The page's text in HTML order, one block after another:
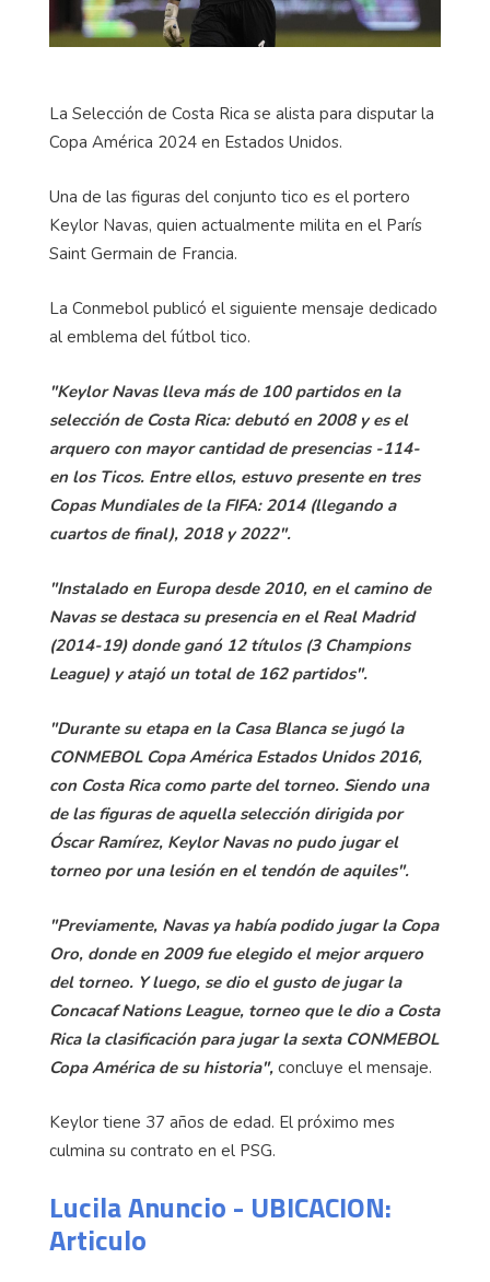
La Selección de Costa Rica se alista para disputar la
Copa América 2024 en Estados Unidos.
Una de las figuras del conjunto tico es el portero
Keylor Navas, quien actualmente milita en el París
Saint Germain de Francia.
La Conmebol publicó el siguiente mensaje dedicado
al emblema del fútbol tico.
"Keylor Navas lleva más de 100 partidos en la
selección de Costa Rica: debutó en 2008 y es el
arquero con mayor cantidad de presencias -114-
en los Ticos. Entre ellos, estuvo presente en tres
Copas Mundiales de la FIFA: 2014 (llegando a
cuartos de final), 2018 y 2022".
"Instalado en Europa desde 2010, en el camino de
Navas se destaca su presencia en el Real Madrid
(2014-19) donde ganó 12 títulos (3 Champions
League) y atajó un total de 162 partidos".
"Durante su etapa en la Casa Blanca se jugó la
CONMEBOL Copa América Estados Unidos 2016,
con Costa Rica como parte del torneo. Siendo una
de las figuras de aquella selección dirigida por
Óscar Ramírez, Keylor Navas no pudo jugar el
torneo por una lesión en el tendón de aquiles".
"Previamente, Navas ya había podido jugar la Copa
Oro, donde en 2009 fue elegido el mejor arquero
del torneo. Y luego, se dio el gusto de jugar la
Concacaf Nations League, torneo que le dio a Costa
Rica la clasificación para jugar la sexta CONMEBOL
Copa América de su historia", concluye el mensaje.
Keylor tiene 37 años de edad. El próximo mes
culmina su contrato en el PSG.
Lucila Anuncio - UBICACION:
Articulo